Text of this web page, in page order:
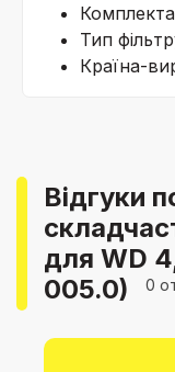
Тип
Країна-
Відгуки
для WD
005.0)
0